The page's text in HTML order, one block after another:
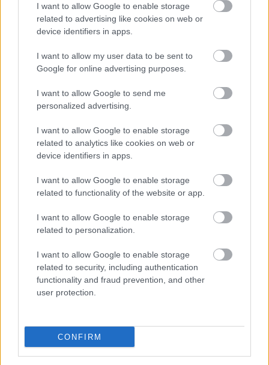
I want to allow Google to enable storage
related to advertising like cookies on web or
device identifiers in apps.
I want to allow my user data to be sent to
Google for online advertising purposes.
I want to allow Google to send me
personalized advertising.
I want to allow Google to enable storage
related to analytics like cookies on web or
device identifiers in apps.
I want to allow Google to enable storage
related to functionality of the website or app.
I want to allow Google to enable storage
related to personalization.
I want to allow Google to enable storage
related to security, including authentication
functionality and fraud prevention, and other
user protection.
CONFIRM
χουχουλιαστά δωμάτια τουΞενώνα Αριάδνηστην
Αράχωβα (45€ το δίκλινο με τζάκι) στα ευρύχωρα
Αράχωβα (40€ το διαμέρισμα τριών ατόμων) στα
εκπληκτικά Elia Apartments(65€ το δίκλινο) στο
τοσοδούλι χωριουδάκι που λέγεται Χρισσό, κάτω
από τους Δελφούς με τους οποίους συνδέεται και
μέσα από ένα ωραιότατο μονοπάτι. Φανταστικές
επιλογές είναι επίσης οΞενώνας του Οινοποιείου
Αργυρίουστη Σουβάλα (81€ το δίκλινο με πρωινό)
και το Δαδί Αρχοντικό Παρνασσούστην
Αμφίκλεια (από 76€ το δίκλινο με πρωινό).